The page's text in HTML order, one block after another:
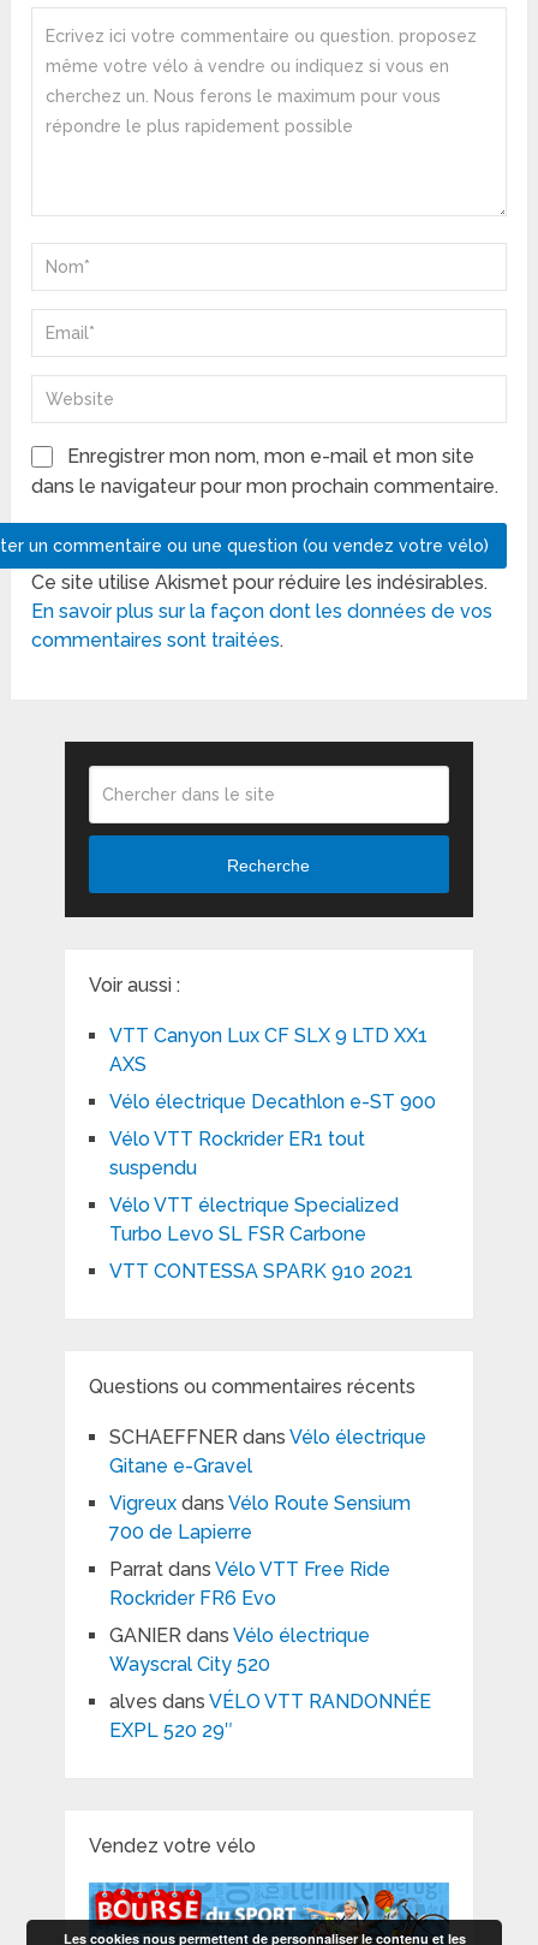
Enregistrer mon nom, mon e-mail et mon site
dans le navigateur pour mon prochain commentaire.
Ce site utilise Akismet pour réduire les indésirables.
En savoir plus sur la façon dont les données de vos
commentaires sont traitées.
Recherche
Voir aussi :
VTT Canyon Lux CF SLX 9 LTD XX1
AXS
Vélo électrique Decathlon e-ST 900
Vélo VTT Rockrider ER1 tout
suspendu
Vélo VTT électrique Specialized
Turbo Levo SL FSR Carbone
VTT CONTESSA SPARK 910 2021
Questions ou commentaires récents
SCHAEFFNERdans Vélo électrique
Gitane e-Gravel
Vigreuxdans Vélo Route Sensium
700 de Lapierre
Parratdans Vélo VTT Free Ride
Rockrider FR6 Evo
GANIERdans Vélo électrique
Wayscral City 520
alves dans VÉLO VTT RANDONNÉE
EXPL 520 29″
Vendez votre vélo
Les cookies nous permettent de personnaliser le contenu et les